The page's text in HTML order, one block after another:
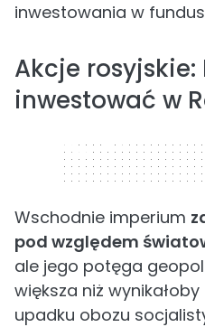
inwestowania w
Akcje
inwestować w
320 x 50
Wschodnie imperium
pod względem
ale jego potęga
większa niż
upadku obozu